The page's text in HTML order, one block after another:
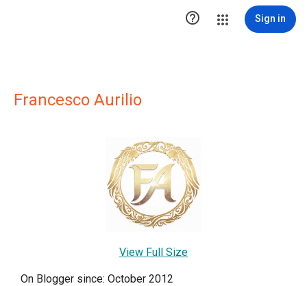
 Sign in
Francesco Aurilio
View Full Size
On Blogger since: October 2012